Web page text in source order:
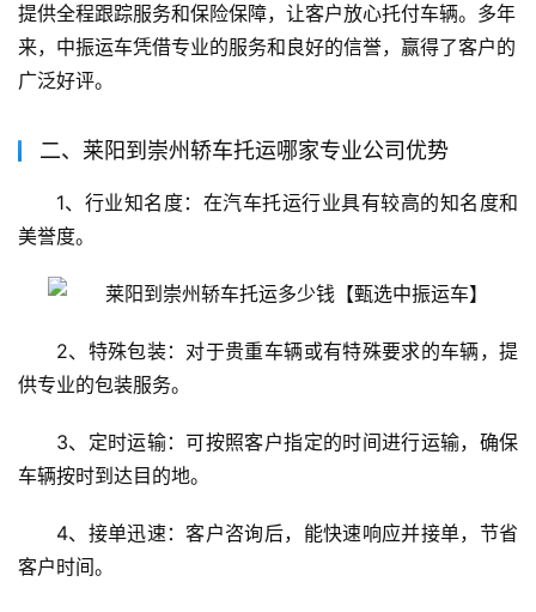
提供全程跟踪服务和保险保障，让客户放心托付车辆。多年
来，中振运车凭借专业的服务和良好的信誉，赢得了客户的
广泛好评。
二、莱阳到崇州轿车托运哪家专业公司优势
1、行业知名度：在汽车托运行业具有较高的知名度和
美誉度。
2、特殊包装：对于贵重车辆或有特殊要求的车辆，提
供专业的包装服务。
3、定时运输：可按照客户指定的时间进行运输，确保
车辆按时到达目的地。
4、接单迅速：客户咨询后，能快速响应并接单，节省
客户时间。